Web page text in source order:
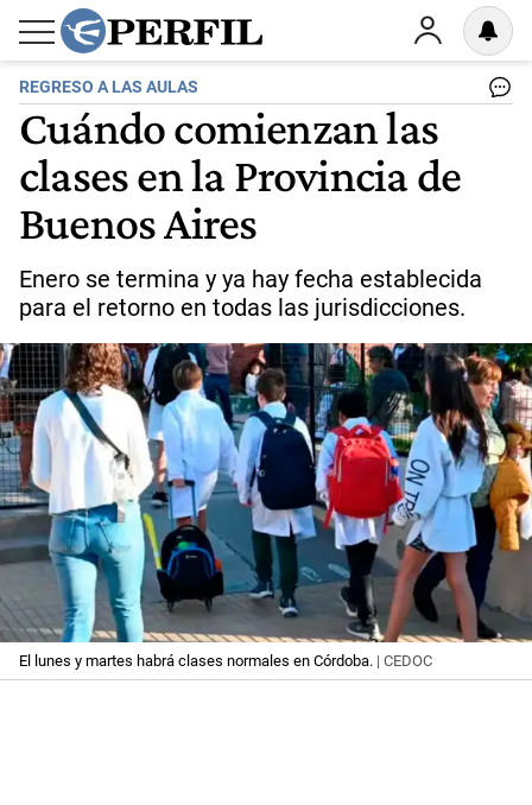
REGRESO A LAS AULAS
Cuándo comienzan las
clases en la Provincia de
Buenos Aires
Enero se termina y ya hay fecha establecida
para el retorno en todas las jurisdicciones.
El lunes y martes habrá clases normales en Córdoba. | CEDOC